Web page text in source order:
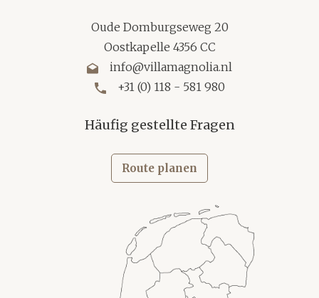
Oude Domburgseweg 20
Oostkapelle 4356 CC
info@villamagnolia.nl
+31 (0) 118 - 581 980
Häufig gestellte Fragen
Route planen